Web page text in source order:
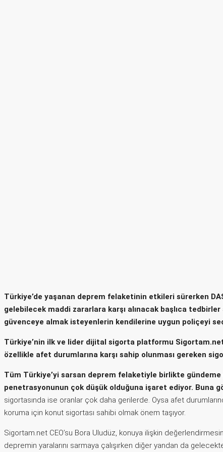
Türkiye’de yaşanan deprem felaketinin etkileri sürerken
gelebilecek maddi zararlara karşı alınacak başlıca
güvenceye almak isteyenlerin kendilerine uygun poliçeyi
Türkiye’nin ilk ve lider dijital sigorta platformu
özellikle afet durumlarına karşı sahip olunması gereken
Tüm Türkiye’yi sarsan deprem felaketiyle birlikte gündeme
penetrasyonunun çok düşük olduğuna işaret ediyor. Buna
sigortasında ise oranlar çok daha gerilerde. Oysa afet
koruma için konut sigortası sahibi olmak önem taşıyor.
Sigortam.net CEO’su Bora Uludüz, konuya ilişkin
depremin yaralarını sarmaya çalışırken diğer yandan da